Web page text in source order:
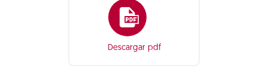
Descargar pdf